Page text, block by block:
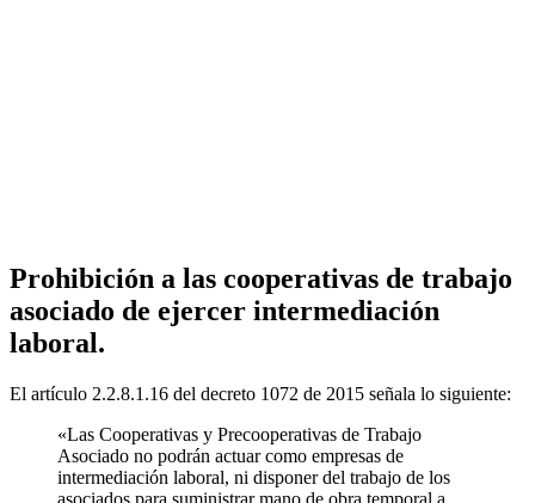
Prohibición a las cooperativas de trabajo
asociado de ejercer intermediación
laboral.
El artículo 2.2.8.1.16 del decreto 1072 de 2015 señala lo siguiente:
«Las Cooperativas y Precooperativas de Trabajo
Asociado no podrán actuar como empresas de
intermediación laboral, ni disponer del trabajo de los
asociados para suministrar mano de obra temporal a